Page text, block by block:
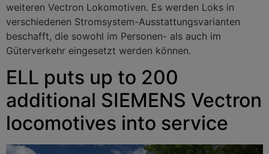
weiteren Vectron Lokomotiven. Es werden Loks in
verschiedenen Stromsystem-Ausstattungsvarianten
beschafft, die sowohl im Personen- als auch im
Güterverkehr eingesetzt werden können.
ELL puts up to 200
additional SIEMENS Vectron
locomotives into service